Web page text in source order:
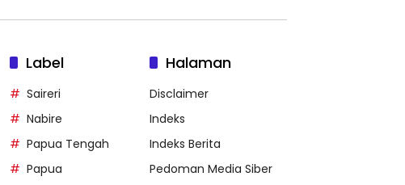
Label
Saireri
Nabire
Papua Tengah
Papua
Halaman
Disclaimer
Indeks
Indeks Berita
Pedoman Media Siber